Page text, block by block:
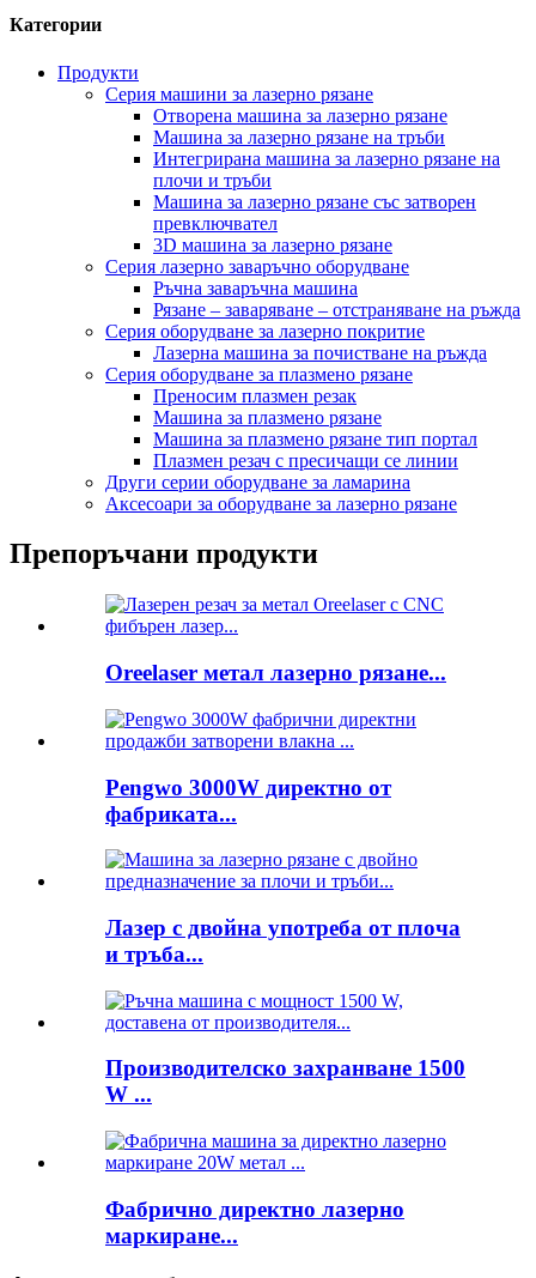
Категории
Продукти
Серия машини за лазерно рязане
Отворена машина за лазерно рязане
Машина за лазерно рязане на тръби
Интегрирана машина за лазерно рязане на
плочи и тръби
Машина за лазерно рязане със затворен
превключвател
3D машина за лазерно рязане
Серия лазерно заваръчно оборудване
Ръчна заваръчна машина
Рязане – заваряване – отстраняване на ръжда
Серия оборудване за лазерно покритие
Лазерна машина за почистване на ръжда
Серия оборудване за плазмено рязане
Преносим плазмен резак
Машина за плазмено рязане
Машина за плазмено рязане тип портал
Плазмен резач с пресичащи се линии
Други серии оборудване за ламарина
Аксесоари за оборудване за лазерно рязане
Препоръчани продукти
Oreelaser метал лазерно рязане...
Pengwo 3000W директно от
фабриката...
Лазер с двойна употреба от плоча
и тръба...
Производителско захранване 1500
W ...
Фабрично директно лазерно
маркиране...